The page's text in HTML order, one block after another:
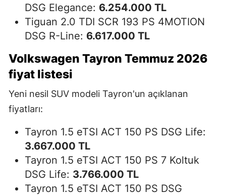
DSG Elegance: 6.254.000 TL
Tiguan 2.0 TDI SCR 193 PS 4MOTION
DSG R-Line: 6.617.000 TL
Volkswagen Tayron Temmuz 2026
fiyat listesi
Yeni nesil SUV modeli Tayron'un açıklanan
fiyatları:
Tayron 1.5 eTSI ACT 150 PS DSG Life:
3.667.000 TL
Tayron 1.5 eTSI ACT 150 PS 7 Koltuk
DSG Life: 3.766.000 TL
Tayron 1.5 eTSI ACT 150 PS DSG